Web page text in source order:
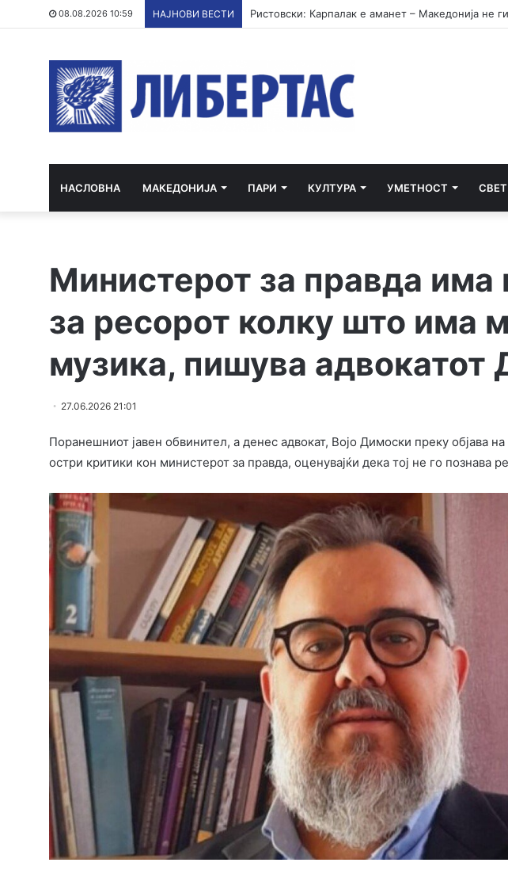
08.08.2026 10:59 НАЈНОВИ ВЕСТИ ВЛЕН: Дали Артан Груби ја „купува“ слободата со
НАСЛОВНА МАКЕДОНИЈА ПАРИ КУЛТУРА УМЕТНОСТ СВЕТ
Министерот за правда има
за ресорот колку што има
музика, пишува адвокатот
27.06.2026 21:01
Поранешниот јавен обвинител, а денес адвокат, Војо Димоски преку објава
остри критики кон министерот за правда, оценувајќи дека тој не го познава